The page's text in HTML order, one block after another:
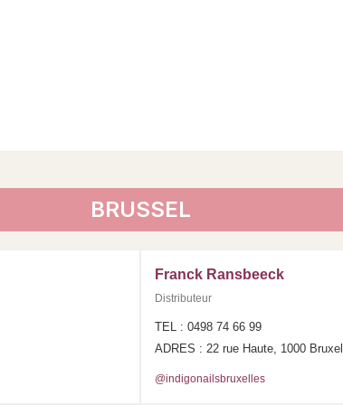
BRUSSEL
Franck Ransbeeck
Distributeur
TEL : 0498 74 66 99
ADRES : 22 rue Haute, 1000
@indigonailsbruxelles